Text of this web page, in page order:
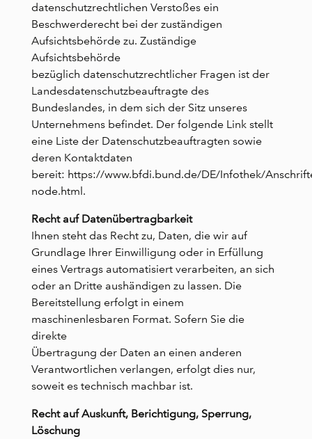
datenschutzrechtlichen Verstoßes ein
Beschwerderecht bei der zuständigen
Aufsichtsbehörde zu. Zuständige
Aufsichtsbehörde
bezüglich datenschutzrechtlicher Fragen ist der
Landesdatenschutzbeauftragte des
Bundeslandes, in dem sich der Sitz unseres
Unternehmens befindet. Der folgende Link stellt
eine Liste der Datenschutzbeauftragten sowie
deren Kontaktdaten
bereit: https://www.bfdi.bund.de/DE/Infothek/
node.html.
Recht auf Datenübertragbarkeit
Ihnen steht das Recht zu, Daten, die wir auf
Grundlage Ihrer Einwilligung oder in Erfüllung
eines Vertrags automatisiert verarbeiten, an sich
oder an Dritte aushändigen zu lassen. Die
Bereitstellung erfolgt in einem
maschinenlesbaren Format. Sofern Sie die
direkte
Übertragung der Daten an einen anderen
Verantwortlichen verlangen, erfolgt dies nur,
soweit es technisch machbar ist.
Recht auf Auskunft, Berichtigung, Sperrung,
Löschung